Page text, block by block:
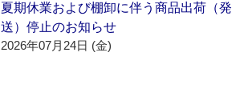
夏期休業および棚卸に伴う商品出荷（発
送）停止のお知らせ
2026年07月24日 (金)